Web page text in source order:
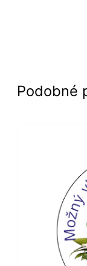
Podobné